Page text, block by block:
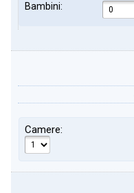
Bambini:
Camere: